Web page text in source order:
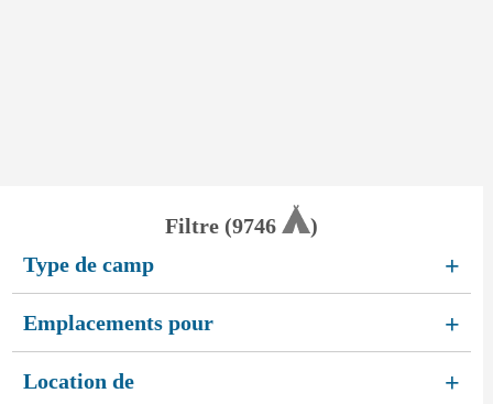
Filtre (9746
)
Type de camp
+
Emplacements pour +
Location de +